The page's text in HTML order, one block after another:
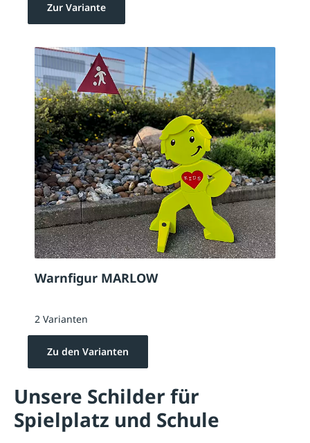
Zur Variante
Warnfigur MARLOW
2 Varianten
Zu den Varianten
Unsere Schilder für
Spielplatz und Schule